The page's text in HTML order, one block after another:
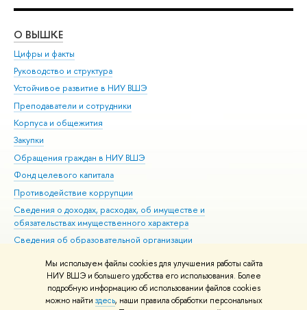
Мы используем файлы cookies для улучшения работы сайта
НИУ ВШЭ и большего удобства его использования. Более
подробную информацию об использовании файлов cookies
можно найти здесь, наши правила обработки персональных
О ВЫШКЕ
Цифры и факты
Руководство и структура
Устойчивое развитие в НИУ ВШЭ
Преподаватели и сотрудники
Корпуса и общежития
Закупки
Обращения граждан в НИУ ВШЭ
Фонд целевого капитала
Противодействие коррупции
Сведения о доходах, расходах, об имуществе и
обязательствах имущественного характера
Сведения об образовательной организации
Людям с ограниченными возможностями здоровья
Единая платежная страница
Работа в Вышке